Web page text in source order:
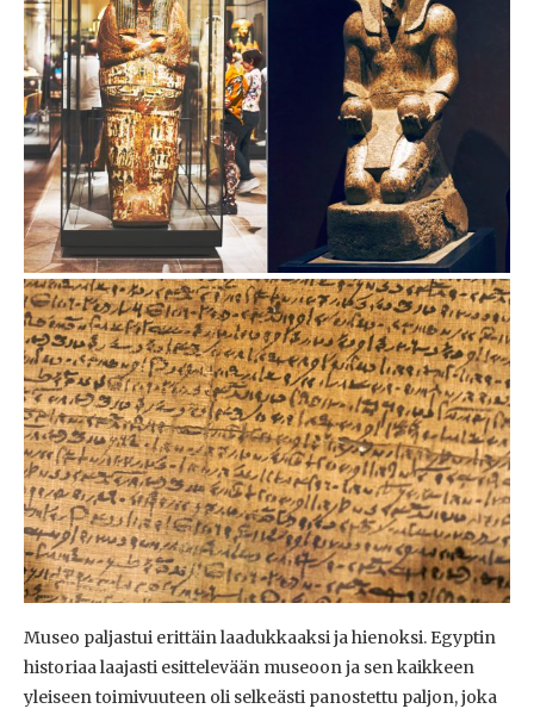
Museo paljastui erittäin laadukkaaksi ja hienoksi. Egyptin
historiaa laajasti esittelevään museoon ja sen kaikkeen
yleiseen toimivuuteen oli selkeästi panostettu paljon, joka